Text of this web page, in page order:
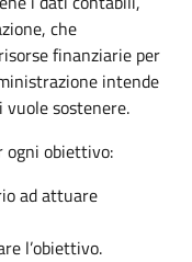
che
finanziarie per
intende
vuole sostenere.
ogni obiettivo:
ad attuare
l’obiettivo.